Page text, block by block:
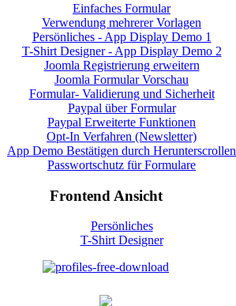
Einfaches Formular
Verwendung mehrerer Vorlagen
Persönliches - App Display Demo 1
T-Shirt Designer - App Display Demo 2
Joomla Registrierung erweitern
Joomla Formular Vorschau
Formular- Validierung und Sicherheit
Paypal über Formular
Paypal Erweiterte Funktionen
Opt-In Verfahren (Newsletter)
App Demo Bestätigen durch Herunterscrollen
Passwortschutz für Formulare
Frontend Ansicht
Persönliches
T-Shirt Designer